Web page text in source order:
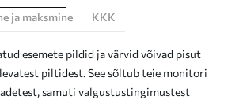
ja maksmine
KKK
esemete pildid ja värvid võivad pisut
piltidest. See sõltub teie monitori
samuti valgustustingimustest